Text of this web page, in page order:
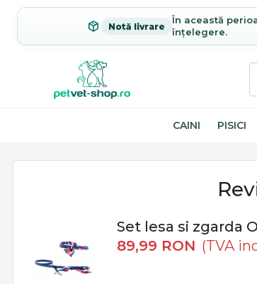
Notă livrare
În această
înțelegere.
CAINI PISICI
Set lesa si zgarda
89,99 RON (TVA